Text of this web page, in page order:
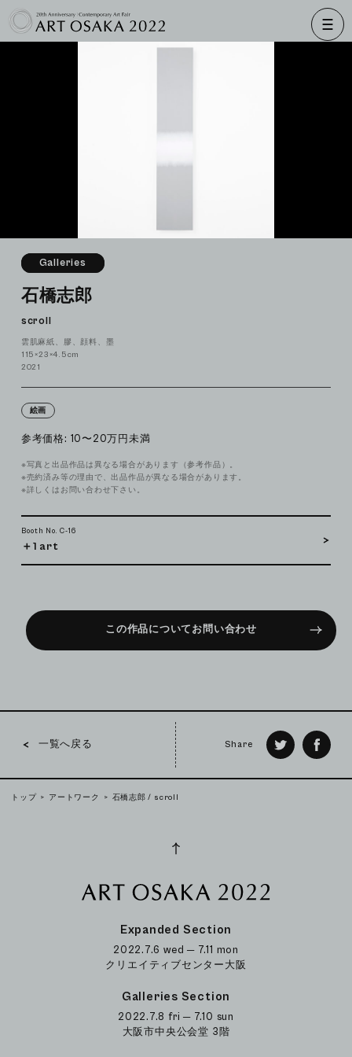
Galleries
石橋志郎
scroll
雲肌麻紙、膠、顔料、墨
115×23×4.5cm
2021
絵画
参考価格: 10〜20万円未満
※写真と出品作品は異なる場合があります（参考作品）。
※売約済み等の理由で、出品作品が異なる場合があります。
※詳しくはお問い合わせ下さい。
Booth No. C-16
＋1 art
この作品についてお問い合わせ
一覧へ戻る Share
トップ アートワーク 石橋志郎 / scroll
Expanded Section
2022.7.6 wed ─ 7.11 mon
クリエイティブセンター大阪
Galleries Section
2022.7.8 fri ─ 7.10 sun
大阪市中央公会堂 3階